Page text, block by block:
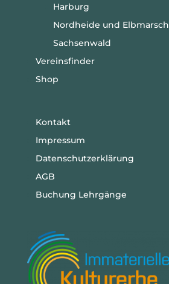
Harburg
Nordheide und Elbmarsch
Sachsenwald
Vereinsfinder
Shop
Kontakt
Impressum
Datenschutzerklärung
AGB
Buchung Lehrgänge